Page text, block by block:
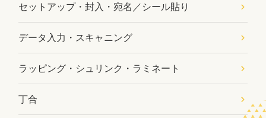
セットアップ・封入・宛名／シール貼り
データ入力・スキャニング
ラッピング・シュリンク・ラミネート
丁合